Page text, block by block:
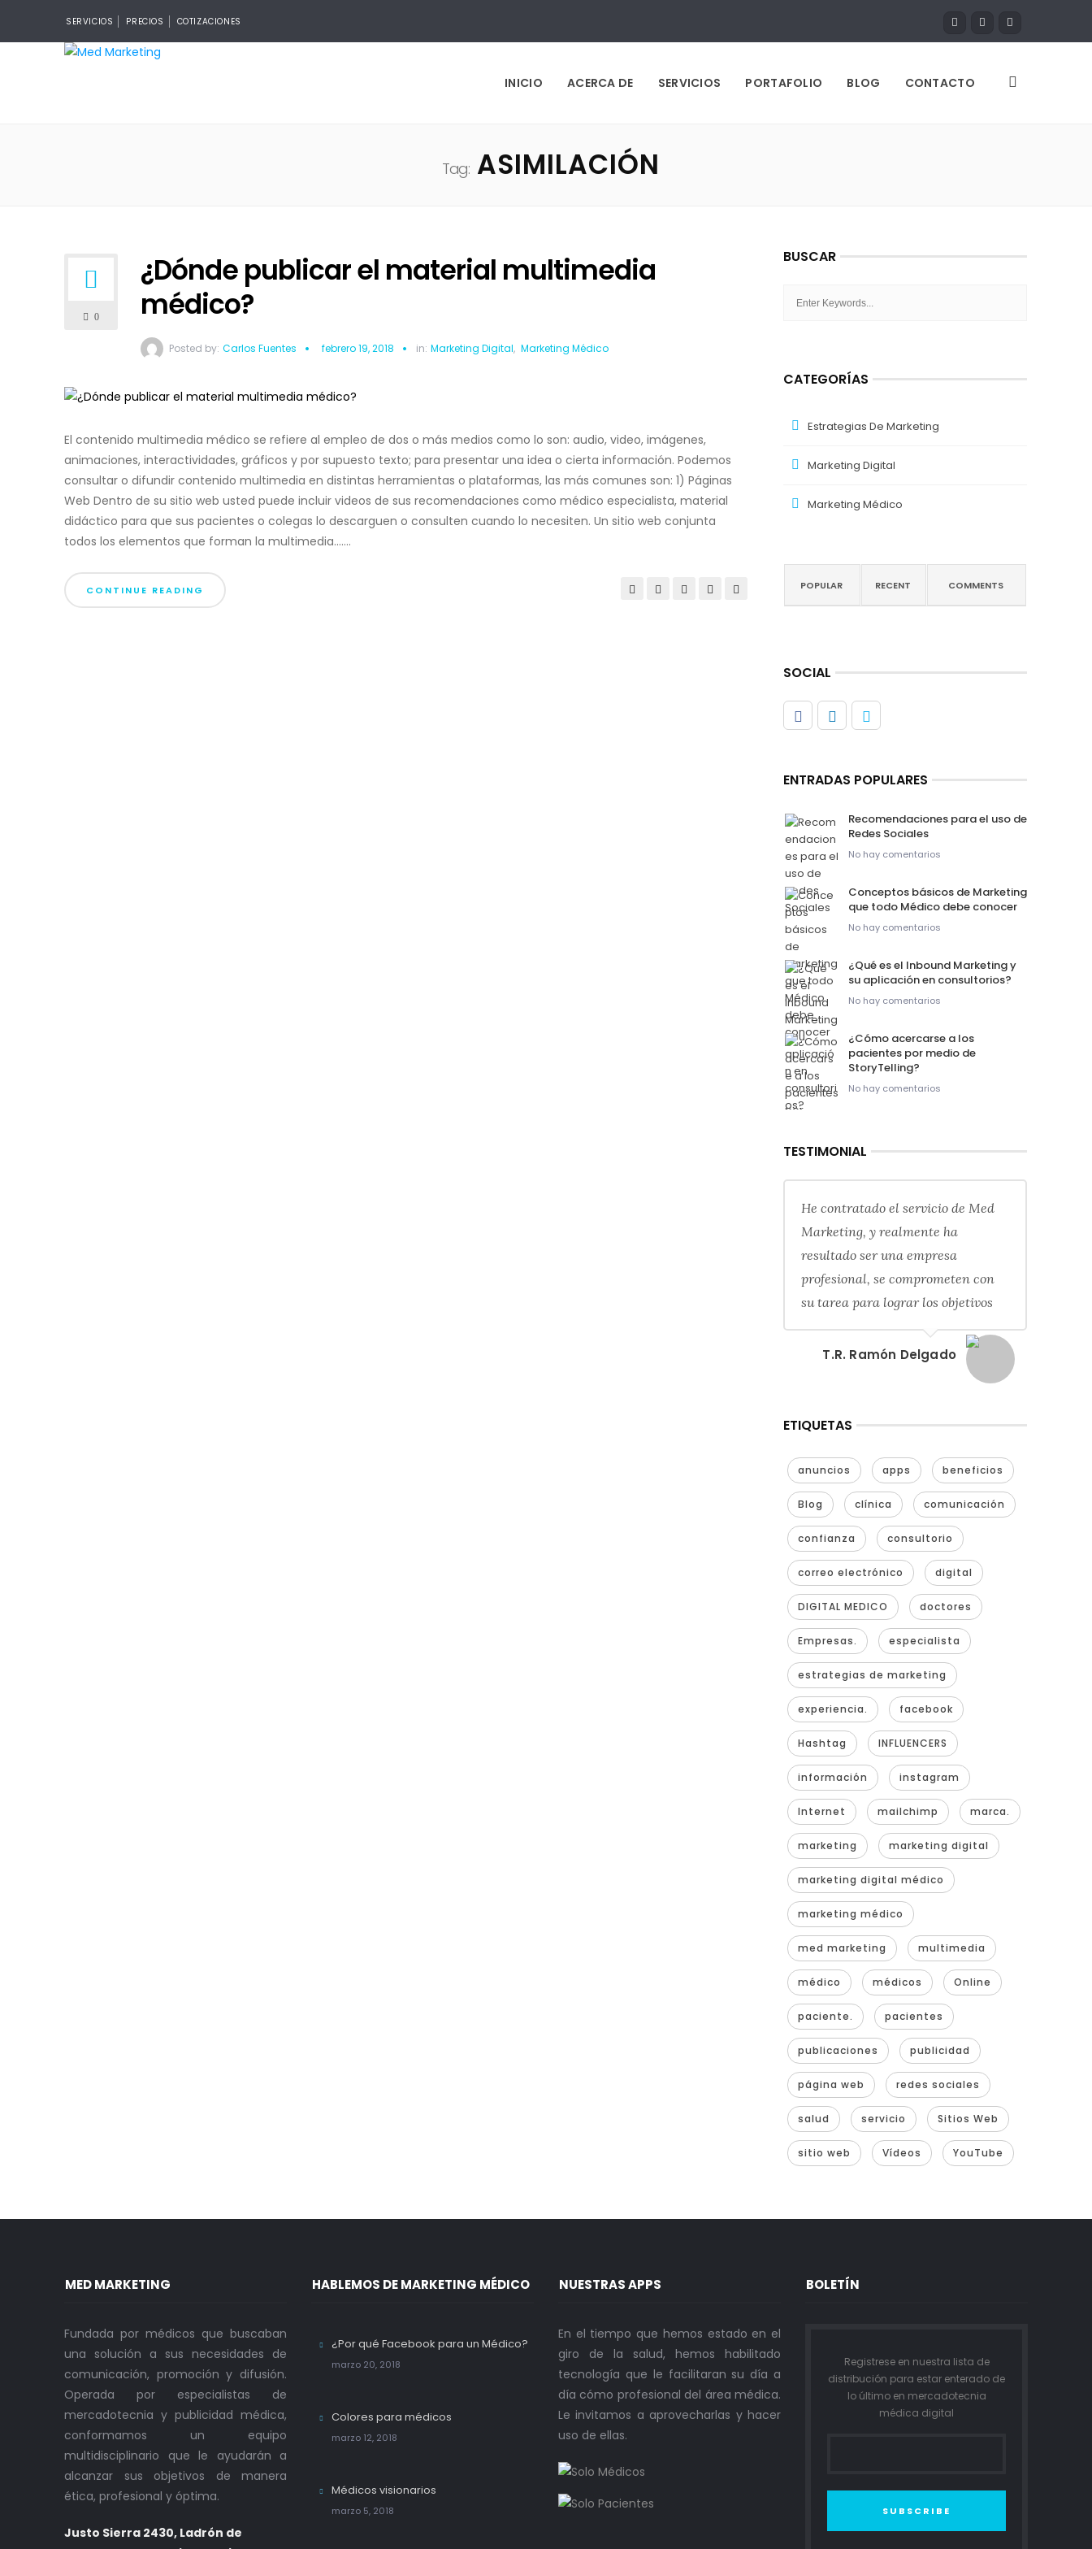
SERVICIOS PRECIOS COTIZACIONES
INICIO ACERCA DE SERVICIOS PORTAFOLIO BLOG CONTACTO
Tag:ASIMILACIÓN
0
¿Dónde publicar el material multimedia
médico?
Posted by: Carlos Fuentes febrero 19, 2018 in: Marketing Digital, Marketing Médico
El contenido multimedia médico se refiere al empleo de dos o más medios como lo son: audio, video, imágenes,
animaciones, interactividades, gráficos y por supuesto texto; para presentar una idea o cierta información. Podemos
consultar o difundir contenido multimedia en distintas herramientas o plataformas, las más comunes son: 1) Páginas
Web Dentro de su sitio web usted puede incluir videos de sus recomendaciones como médico especialista, material
didáctico para que sus pacientes o colegas lo descarguen o consulten cuando lo necesiten. Un sitio web conjunta
todos los elementos que forman la multimedia.......
CONTINUE READING
BUSCAR
CATEGORÍAS
Estrategias De Marketing
Marketing Digital
Marketing Médico
POPULAR RECENT COMMENTS
SOCIAL
ENTRADAS POPULARES
Recomendaciones para el uso de
Redes Sociales
No hay comentarios
Conceptos básicos de Marketing
que todo Médico debe conocer
No hay comentarios
¿Qué es el Inbound Marketing y
su aplicación en consultorios?
No hay comentarios
¿Cómo acercarse a los
pacientes por medio de
StoryTelling?
No hay comentarios
TESTIMONIAL
He contratado el servicio de Med
Marketing, y realmente ha
resultado ser una empresa
profesional, se comprometen con
su tarea para lograr los objetivos
T.R. Ramón Delgado
ETIQUETAS
anuncios apps beneficios
Blog clínica comunicación
confianza consultorio
correo electrónico digital
DIGITAL MEDICO doctores
Empresas. especialista
estrategias de marketing
experiencia. facebook
Hashtag INFLUENCERS
información instagram
Internet mailchimp marca.
marketing marketing digital
marketing digital médico
marketing médico
med marketing multimedia
médico médicos Online
paciente. pacientes
publicaciones publicidad
página web redes sociales
salud servicio Sitios Web
sitio web Vídeos YouTube
MED MARKETING
Fundada por médicos que buscaban
una solución a sus necesidades de
comunicación, promoción y difusión.
Operada por especialistas de
mercadotecnia y publicidad médica,
conformamos un equipo
multidisciplinario que le ayudarán a
alcanzar sus objetivos de manera
ética, profesional y óptima.
Justo Sierra 2430, Ladrón de
HABLEMOS DE MARKETING MÉDICO
¿Por qué Facebook para un Médico?
marzo 20, 2018
Colores para médicos
marzo 12, 2018
Médicos visionarios
marzo 5, 2018
NUESTRAS APPS
En el tiempo que hemos estado en el
giro de la salud, hemos habilitado
tecnología que le facilitaran su día a
día cómo profesional del área médica.
Le invitamos a aprovecharlas y hacer
uso de ellas.
BOLETÍN
Registrese en nuestra lista de
distribución para estar enterado de
lo último en mercadotecnia
médica digital
SUBSCRIBE